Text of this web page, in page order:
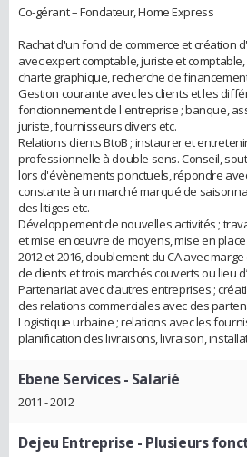
Co-gérant – Fondateur, Home Express
Rachat d'un fond de commerce et création
avec expert comptable, juriste et
charte graphique, recherche de
Gestion courante avec les clients et les
fonctionnement de l'entreprise ; banque,
juriste, fournisseurs divers etc.
Relations clients BtoB ; instaurer et
professionnelle à double sens. Conseil,
lors d'évènements ponctuels, répondre
constante à un marché marqué de
des litiges etc.
Développement de nouvelles activités ;
et mise en œuvre de moyens, mise en place
2012 et 2016, doublement du CA avec
de clients et trois marchés couverts ou lieu
Partenariat avec d’autres entreprises ;
des relations commerciales avec des
Logistique urbaine ; relations avec les
planification des livraisons, livraison,
Ebene Services- Salarié
2011 - 2012
Dejeu Entreprise - Plusieurs